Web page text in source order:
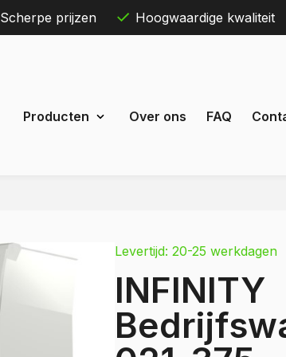
Scherpe prijzen Hoogwaardige kwaliteit
Skip
Producten Over ons FAQ
eDeliver 7
eDeliver 9
Mercedes
Citan
Levertijd: 20-25 werkdagen
INFINITY